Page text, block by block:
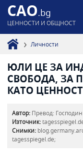
CAO.bg
ЦЕННОСТИ И ОБЩНОСТ
Личности
ЮЛИ ЦЕ ЗА
СВОБОДА, ЗА
КАТО
Автор: Превод:
Източник:
Снимки:
tagesspiegel.de;